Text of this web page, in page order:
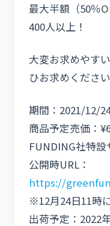
最大半額（50％
400人以上！
大変お求めやす
ひお求めください
期間：2021/12/
商品予定売価：
FUNDING社特
公開時URL：
https://
※12月24日11時
出荷予定：2022